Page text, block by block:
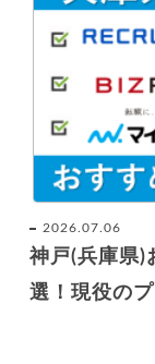
2026.07.06
神戸(兵庫県)
選！現役の